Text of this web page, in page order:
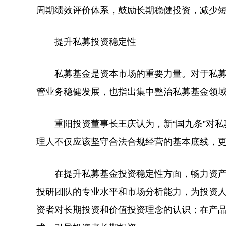
周期绩效评价体系，鼓励长期稳健投资，减少
提升私募投资稳定性
私募基金是资本市场的重要力量。对于私募
管业务稳健发展，也指出集中整治私募基金领
重阳投资董事长王庆认为，新“国九条”对私
理人不仅应该坚守合法合规经营的基本底线，
在提升私募基金投资稳定性方面，畅力资产
投研团队的专业水平和市场分析能力，为投资
资者对长期投资和价值投资理念的认识；在产